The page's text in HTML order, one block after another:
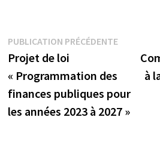
Navigation
de
l’article
PUBLICATION PRÉCÉDENTE
Projet de loi
« Programmation des
finances publiques pour
les années 2023 à 2027 »
à